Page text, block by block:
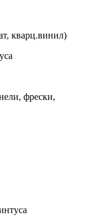
кварц.винил)
фрески,